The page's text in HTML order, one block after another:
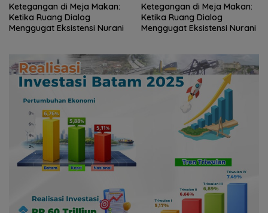
Ketegangan di Meja Makan:
Ketika Ruang Dialog
Menggugat Eksistensi Nurani
Terminal Peti Kemas Batam
Dikembangkan Jadi 1,6 Juta
TEUs, Siap Rebut Pasar